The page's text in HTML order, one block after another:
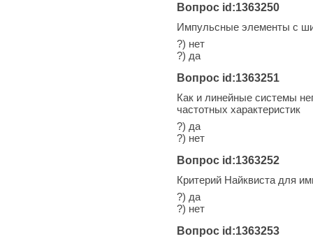
Вопрос id:1363250
Импульсные элементы с
?) нет
?) да
Вопрос id:1363251
Как и линейные системы
частотных характеристик
?) да
?) нет
Вопрос id:1363252
Критерий Найквиста для
?) да
?) нет
Вопрос id:1363253